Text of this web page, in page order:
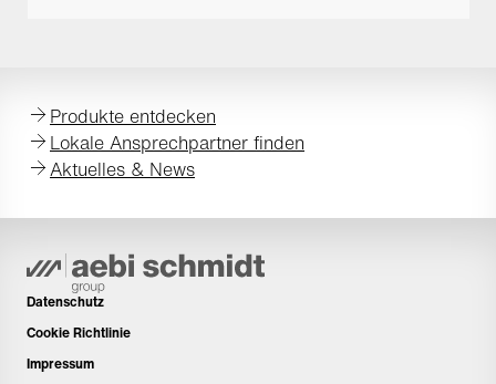
Produkte entdecken
Lokale Ansprechpartner finden
Aktuelles & News
Datenschutz
Cookie Richtlinie
Impressum